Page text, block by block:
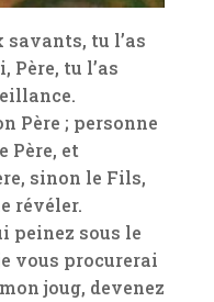
savants, tu l’as
Père, tu l’as
Père ; personne
Père, et
sinon le Fils,
révéler.
peinez sous le
vous procurerai
joug, devenez